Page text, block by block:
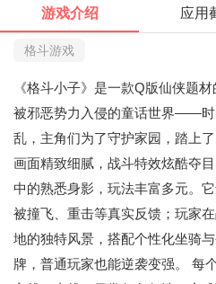
游戏介绍 应用
格斗游戏
《格斗小子》是一款Q版仙侠题材
被邪恶势力入侵的童话世界——时
乱，主角们为了守护家园，踏上
画面精致细腻，战斗特效炫酷夺
中的熟悉身影，玩法丰富多元。
被撞飞、重击等真实反馈；玩家
地的独特风景，搭配个性化坐骑
牌，普通玩家也能逆袭变强。 每